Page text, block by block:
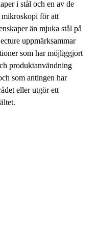
i stål och en av de
mikroskopi för att
än mjuka stål på
uppmärksammar
som har möjliggjort
produktanvändning
som antingen har
eller utgör ett